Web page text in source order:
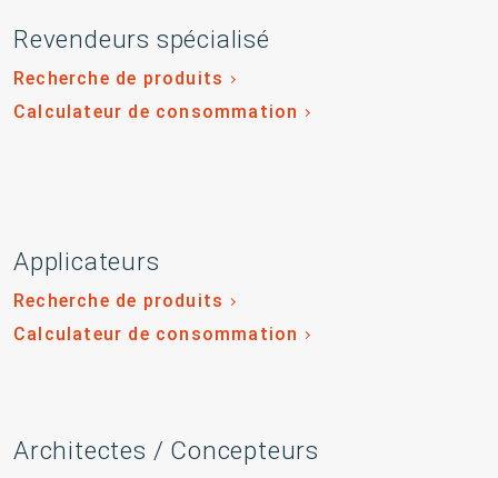
Revendeurs spécialisé
Recherche de produits
Calculateur de consommation
Applicateurs
Recherche de produits
Calculateur de consommation
Architectes / Concepteurs